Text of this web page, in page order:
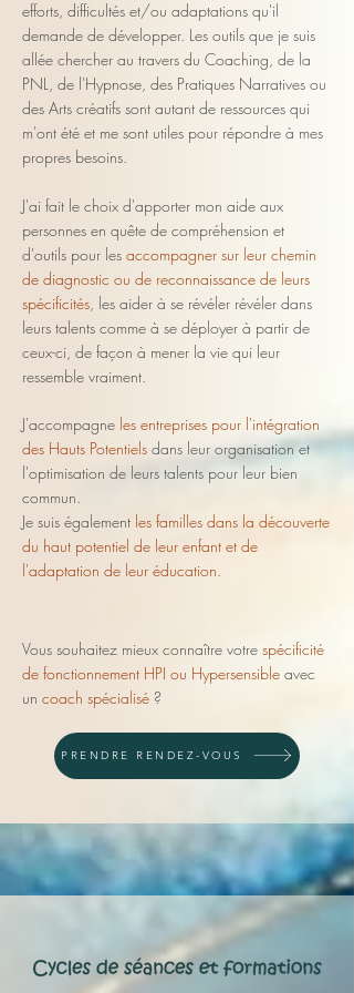
efforts, difficultés et/ou adaptations qu'il
demande de développer. Les outils que je suis
allée chercher au travers du Coaching, de la
PNL, de l'Hypnose, des Pratiques Narratives ou
des Arts créatifs sont autant de ressources qui
m'ont été et me sont utiles pour répondre à mes
propres besoins.
J'ai fait le choix d'apporter mon aide aux
personnes en quête de compréhension et
d'outils pour les accompagner sur leur chemin
de diagnostic ou de reconnaissance de leurs
spécificités , les aider à se révéler révéler dans
leurs talents comme à se déployer à partir de
ceux-ci, de façon à mener la vie qui leur
ressemble vraiment.
J'accompagne les entreprises pour l'intégration
des Hauts Potentiels dans leur organisation et
l'optimisation de leurs talents pour leur bien
commun.
Je suis également les familles dans la découverte
du haut potentiel de leur enfant et de
l'adaptation de leur éducation.
Vous souhaitez mieux connaître votre spécificité
de fonctionnement HPI ou Hypersensible avec
un coach spécialisé ?
PRENDRE RENDEZ-VOUS